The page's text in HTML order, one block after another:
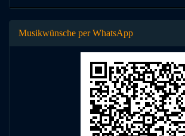
Musikwünsche per WhatsApp